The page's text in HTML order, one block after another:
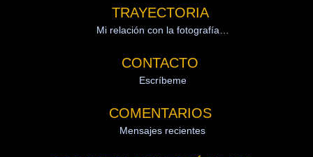
TRAYECTORIA
Mi relación con la fotografía…
CONTACTO
Escríbeme
COMENTARIOS
Mensajes recientes